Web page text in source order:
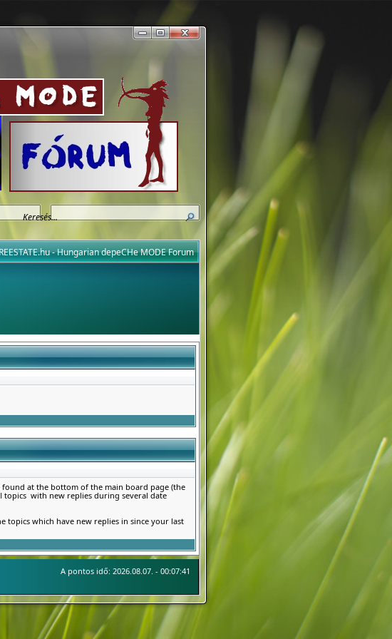
- Hungarian depeCHe MODE Forum
found at the bottom of the main board page (the
topics with new replies during several date
topics which have new replies in since your last
A pontos idő: 2026.08.07. - 00:07:41